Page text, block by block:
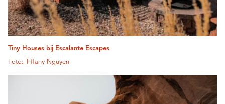
Tiny Houses bij Escalante Escapes
Foto: Tiffany Nguyen